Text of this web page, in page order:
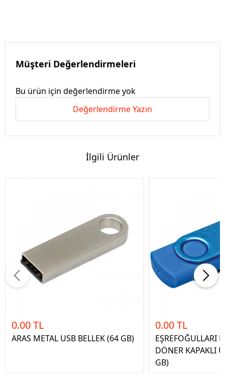
Müşteri Değerlendirmeleri
Bu ürün için değerlendirme yok
Değerlendirme Yazın
İlgili Ürünler
0.00 TL
ARAS METAL USB BELLEK (64 GB)
0.00 TL
EŞREFOĞULLARI
DÖNER KAPAKLI
GB)